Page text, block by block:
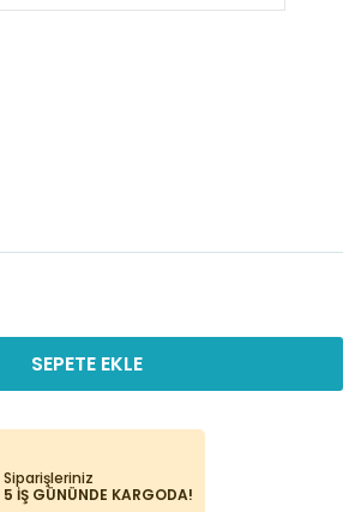
SEPETE EKLE
Siparişleriniz
5 İŞ GÜNÜNDE KARGODA!